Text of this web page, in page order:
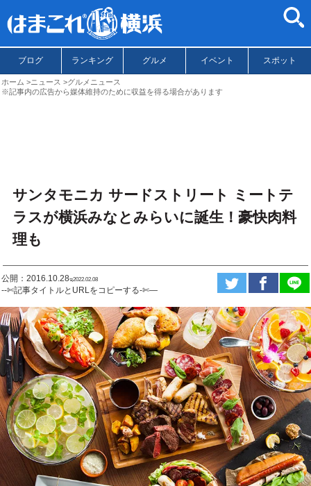
ブログ ランキング グルメ イベント スポット
ホーム ニュース
グルメニュース
※記事内の広告から媒体維持のために収益を得る場合があります
サンタモニカ サードストリート ミートテ
ラスが横浜みなとみらいに誕生！豪快肉料
理も
公開：2016.10.28ಇ2022.02.08
--✄記事タイトルとURLをコピーする-✄—